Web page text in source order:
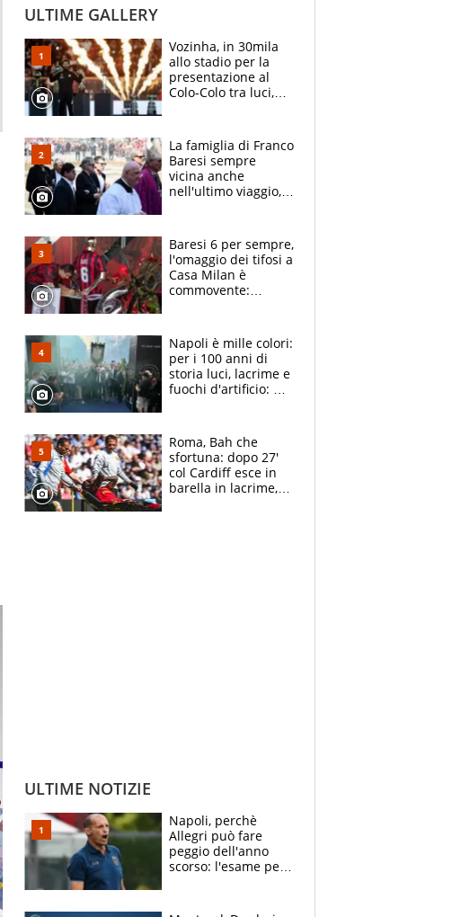
ULTIME GALLERY
Vozinha, in 30mila
allo stadio per la
presentazione al
Colo-Colo tra luci,
La famiglia di Franco
Baresi sempre
vicina anche
nell'ultimo viaggio,
circondati
dall'affetto dei tifosi
Baresi 6 per sempre,
l'omaggio dei tifosi a
Casa Milan è
commovente:
bigliettini
Napoli è mille colori:
per i 100 anni di
storia luci, lacrime e
fuochi d'artificio: De
Roma, Bah che
sfortuna: dopo 27'
col Cardiff esce in
barella in lacrime,
ULTIME NOTIZIE
Napoli, perchè
Allegri può fare
peggio dell'anno
scorso: l'esame per
Monopoly